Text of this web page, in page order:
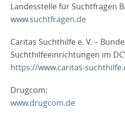
Landesstelle für Suchtfragen
www.suchtfragen.de
Caritas Suchthilfe e. V. –
Suchthilfeeinrichtungen im
https://www.caritas-
Drugcom:
www.drugcom.de